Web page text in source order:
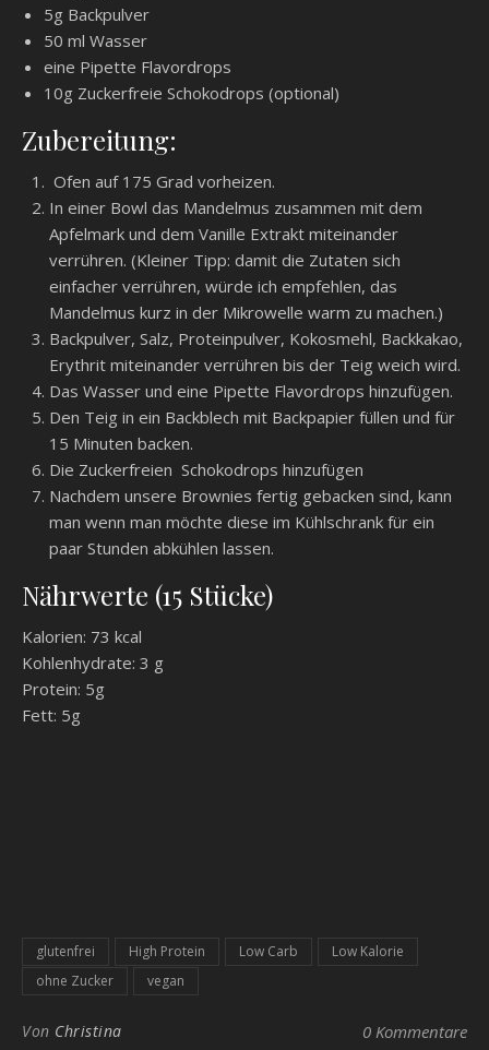
5g Backpulver
50 ml Wasser
eine Pipette Flavordrops
10g Zuckerfreie Schokodrops (optional)
Zubereitung:
Ofen auf 175 Grad vorheizen.
In einer Bowl das Mandelmus zusammen mit dem
Apfelmark und dem Vanille Extrakt miteinander
verrühren. (Kleiner Tipp: damit die Zutaten sich
einfacher verrühren, würde ich empfehlen, das
Mandelmus kurz in der Mikrowelle warm zu machen.)
Backpulver, Salz, Proteinpulver, Kokosmehl, Backkakao,
Erythrit miteinander verrühren bis der Teig weich wird.
Das Wasser und eine Pipette Flavordrops hinzufügen.
Den Teig in ein Backblech mit Backpapier füllen und für
15 Minuten backen.
Die Zuckerfreien Schokodrops hinzufügen
Nachdem unsere Brownies fertig gebacken sind, kann
man wenn man möchte diese im Kühlschrank für ein
paar Stunden abkühlen lassen.
Nährwerte (15 Stücke)
Kalorien: 73 kcal
Kohlenhydrate: 3 g
Protein: 5g
Fett: 5g
glutenfrei High Protein Low Carb
Low Kalorie
ohne Zucker
vegan
Von Christina 0 Kommentare